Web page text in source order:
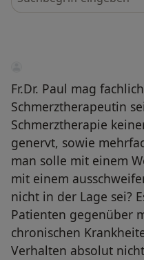
Fr.Dr. Paul mag
Schmerztherapeutin
Schmerztherapie
genervt, sowie
man solle mit einem
mit einem
nicht in der Lage sei?
Patienten gegenüber
chronischen
Verhalten absolut